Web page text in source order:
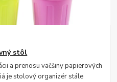
stôl
a prenosu väčšiny papierových
je stolový organizér stále